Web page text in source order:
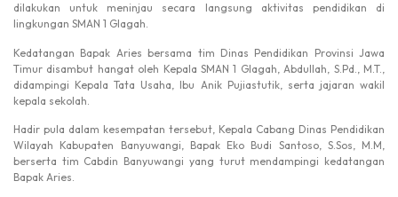
dilakukan untuk meninjau secara langsung aktivitas pendidikan di
lingkungan SMAN 1 Glagah.
Kedatangan Bapak Aries bersama tim Dinas Pendidikan Provinsi Jawa
Timur disambut hangat oleh Kepala SMAN 1 Glagah, Abdullah, S.Pd., M.T.,
didampingi Kepala Tata Usaha, Ibu Anik Pujiastutik, serta jajaran wakil
kepala sekolah.
Hadir pula dalam kesempatan tersebut, Kepala Cabang Dinas Pendidikan
Wilayah Kabupaten Banyuwangi, Bapak Eko Budi Santoso, S.Sos, M.M,
berserta tim Cabdin Banyuwangi yang turut mendampingi kedatangan
Bapak Aries.